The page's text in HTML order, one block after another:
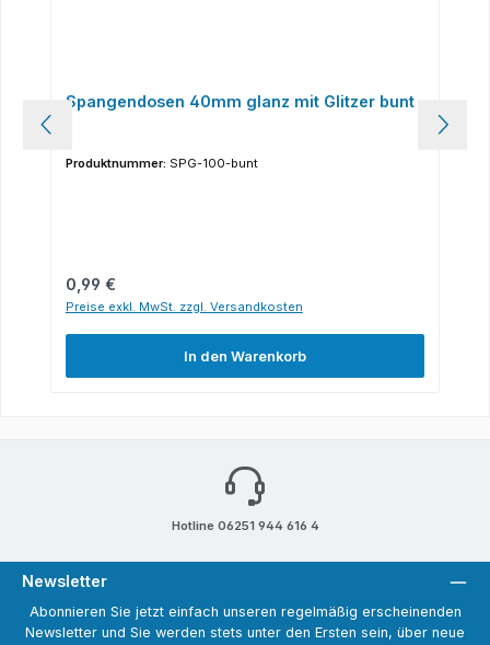
Spangendosen 40mm glanz mit Glitzer bunt
Produktnummer: SPG-100-bunt
Regulärer Preis:
0,99 €
Preise exkl. MwSt. zzgl. Versandkosten
In den Warenkorb
Hotline 06251 944 616 4
Newsletter
Abonnieren Sie jetzt einfach unseren regelmäßig erscheinenden
Newsletter und Sie werden stets unter den Ersten sein, über neue